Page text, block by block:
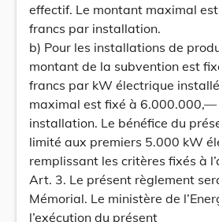
effectif. Le montant maximal
francs par installation.
b) Pour les installations de
montant de la subvention est
francs par kW électrique
maximal est fixé à
installation. Le bénéfice du
limité aux premiers 5.000 kW
remplissant les critères fixés à
Art. 3. Le présent règlement
Mémorial. Le ministère de
l’exécution du présent